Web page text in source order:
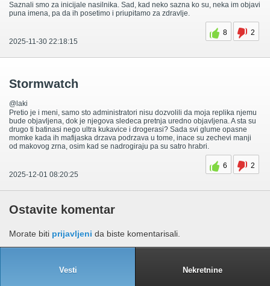
Saznali smo za inicijale nasilnika. Sad, kad neko sazna ko su, neka im objavi
puna imena, pa da ih posetimo i priupitamo za zdravlje.
8
2
2025-11-30 22:18:15
Stormwatch
@laki
Pretio je i meni, samo sto administratori nisu dozvolili da moja replika njemu
bude objavljena, dok je njegova sledeca pretnja uredno objavljena. A sta su
drugo ti batinasi nego ultra kukavice i drogerasi? Sada svi glume opasne
momke kada ih mafijaska drzava podrzava u tome, inace su zechevi manji
od makovog zrna, osim kad se nadrogiraju pa su satro hrabri.
6
2
2025-12-01 08:20:25
Ostavite komentar
Morate biti prijavljeni da biste komentarisali.
Vesti Nekretnine